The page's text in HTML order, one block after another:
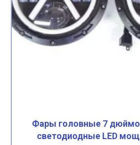
Фары головные 7
светодиодные LED